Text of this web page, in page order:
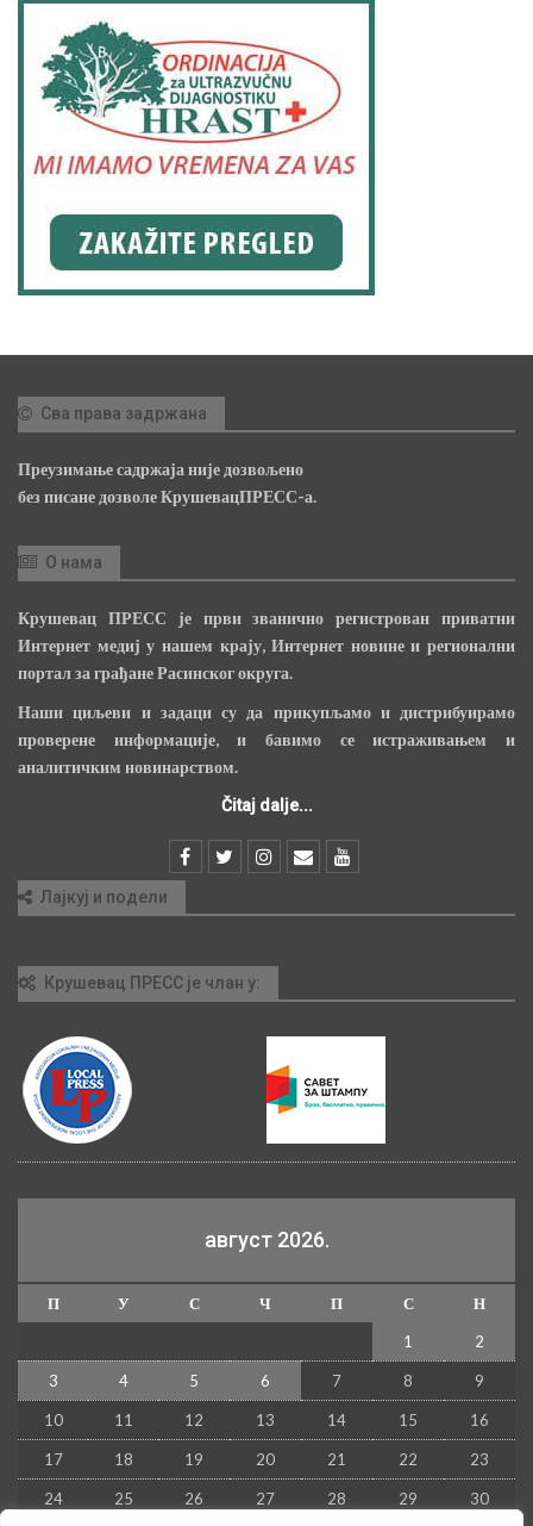
Сва права задржана
Преузимање садржаја није дозвољено
без писане дозволе КрушевацПРЕСС-а.
О нама
Крушевац ПРЕСС је први званично регистрован приватни
Интернет медиј у нашем крају, Интернет новине и регионални
портал за грађане Расинског округа.
Наши циљеви и задаци су да прикупљамо и дистрибуирамо
проверене информације, и бавимо се истраживањем и
аналитичким новинарством.
Čitaj dalje...
Лајкуј и подели
Крушевац ПРЕСС је члан у:
август 2026.
П У С Ч П С
Н
1
2
3 4 5 6 7 8 9
10 11 12 13 14 15 16
17 18 19 20 21 22 23
24 25 26 27 28 29 30